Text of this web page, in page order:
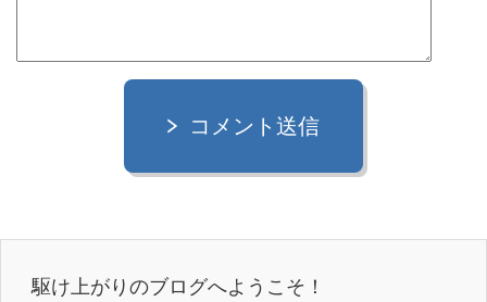
コメント送信
駆け上がりのブログへようこそ！